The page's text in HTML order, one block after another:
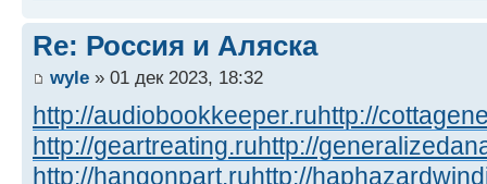
Re: Россия и Аляска
wyle » 01 дек 2023, 18:32
http://audiobookkeeper.ruhttp://
http://geartreating.ruhttp://
http://hangonpart.ruhttp://